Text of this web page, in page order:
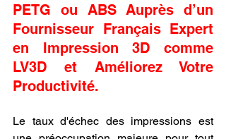
PETG ou ABS Auprès d’un
Fournisseur Français Expert
en Impression 3D comme
LV3D et Améliorez Votre
Productivité.
Le taux d'échec des impressions est